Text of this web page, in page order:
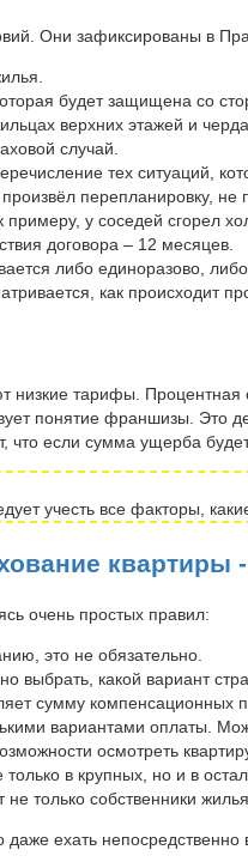
Они зафиксированы в
будет защищена со
верхних этажей и
случай.
тех ситуаций,
перепланировку, не
у соседей сгорел
договора – 12 месяцев.
либо единоразово,
как происходит
низкие тарифы.
понятие франшизы. Это
что если сумма ущерба
учесть все факторы,
очень простых правил:
это не обязательно.
выбрать, какой вариант
сумму компенсационных
вариантами оплаты.
осмотреть
в крупных, но и в
не только собственники
ехать